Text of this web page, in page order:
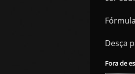
Desça
Fora de